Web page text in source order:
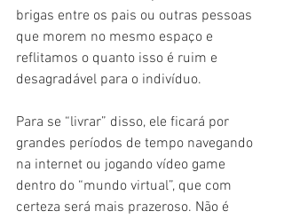
brigas entre os pais ou outras pessoas
que morem no mesmo espaço e
reflitamos o quanto isso é ruim e
desagradável para o indivíduo.
Para se “livrar” disso, ele ficará por
grandes períodos de tempo navegando
na internet ou jogando vídeo game
dentro do “mundo virtual”, que com
certeza será mais prazeroso. Não é